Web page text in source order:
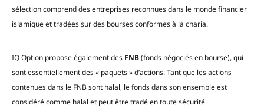
sélection comprend des entreprises reconnues dans le monde financier
islamique et tradées sur des bourses conformes à la charia.
IQ Option propose également des FNB(fonds négociés en bourse), qui
sont essentiellement des « paquets » d’actions. Tant que les actions
contenues dans le FNB sont halal, le fonds dans son ensemble est
considéré comme halal et peut être tradé en toute sécurité.